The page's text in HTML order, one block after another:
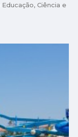
Ciência e